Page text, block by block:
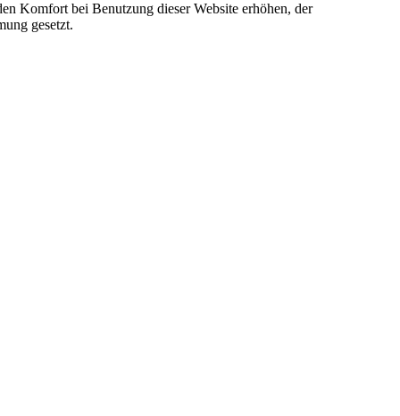
Komfort bei Benutzung dieser Website erhöhen, der
gesetzt.